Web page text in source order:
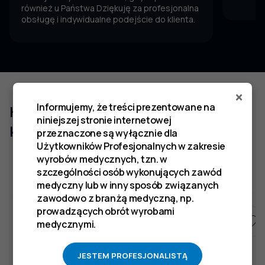
również u Państwa Dziękuję za profesjonalna
obsługę i indywidualne podejście do klienta.
Klienci którzy zakupili ten produkt
kupili również
×
Informujemy, że treści prezentowane na
niniejszej stronie internetowej
przeznaczone są wyłącznie dla
Użytkowników Profesjonalnych w zakresie
wyrobów medycznych, tzn. w
szczególności osób wykonujących zawód
medyczny lub w inny sposób związanych
zawodowo z branżą medyczną, np.
prowadzących obrót wyrobami
medycznymi.
JESTEM PROFESJONALISTĄ